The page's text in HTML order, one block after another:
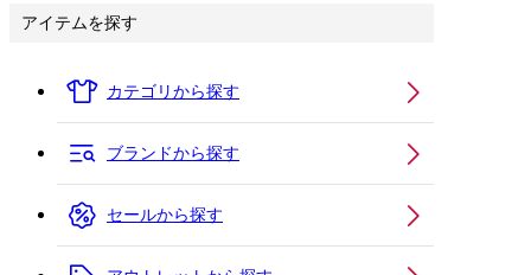
アイテムを探す
カテゴリから探す
ブランドから探す
セールから探す